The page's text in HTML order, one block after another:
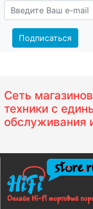
Подписаться
Сеть
техники с
обслуживания